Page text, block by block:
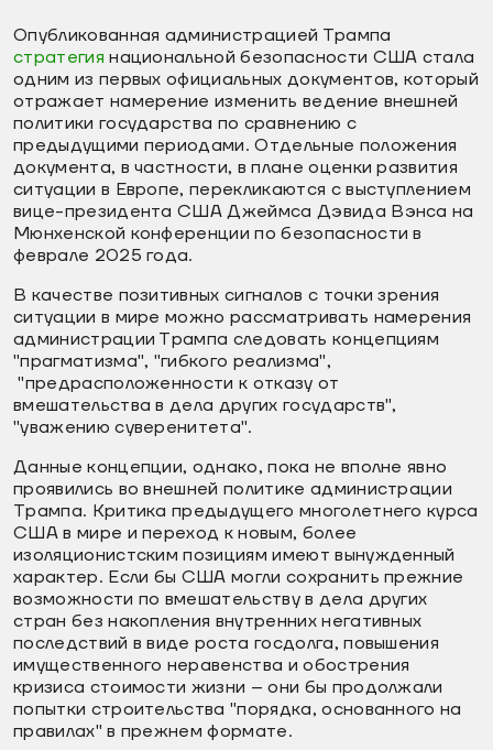
Опубликованная администрацией Трампа
стратегия национальной безопасности США стала
одним из первых официальных документов, который
отражает намерение изменить ведение внешней
политики государства по сравнению с
предыдущими периодами. Отдельные положения
документа, в частности, в плане оценки развития
ситуации в Европе, перекликаются с выступлением
вице-президента США Джеймса Дэвида Вэнса на
Мюнхенской конференции по безопасности в
феврале 2025 года.
В качестве позитивных сигналов с точки зрения
ситуации в мире можно рассматривать намерения
администрации Трампа следовать концепциям
"прагматизма", "гибкого реализма",
"предрасположенности к отказу от
вмешательства в дела других государств",
"уважению суверенитета".
Данные концепции, однако, пока не вполне явно
проявились во внешней политике администрации
Трампа. Критика предыдущего многолетнего курса
США в мире и переход к новым, более
изоляционистским позициям имеют вынужденный
характер. Если бы США могли сохранить прежние
возможности по вмешательству в дела других
стран без накопления внутренних негативных
последствий в виде роста госдолга, повышения
имущественного неравенства и обострения
кризиса стоимости жизни – они бы продолжали
попытки строительства "порядка, основанного на
правилах" в прежнем формате.